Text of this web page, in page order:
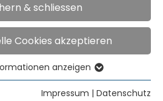
Interesse an unseren
sind Sie im Bilde.
& schliessen
Cookies akzeptieren
für grundlegende
anzeigen
Impressum | Datenschutz